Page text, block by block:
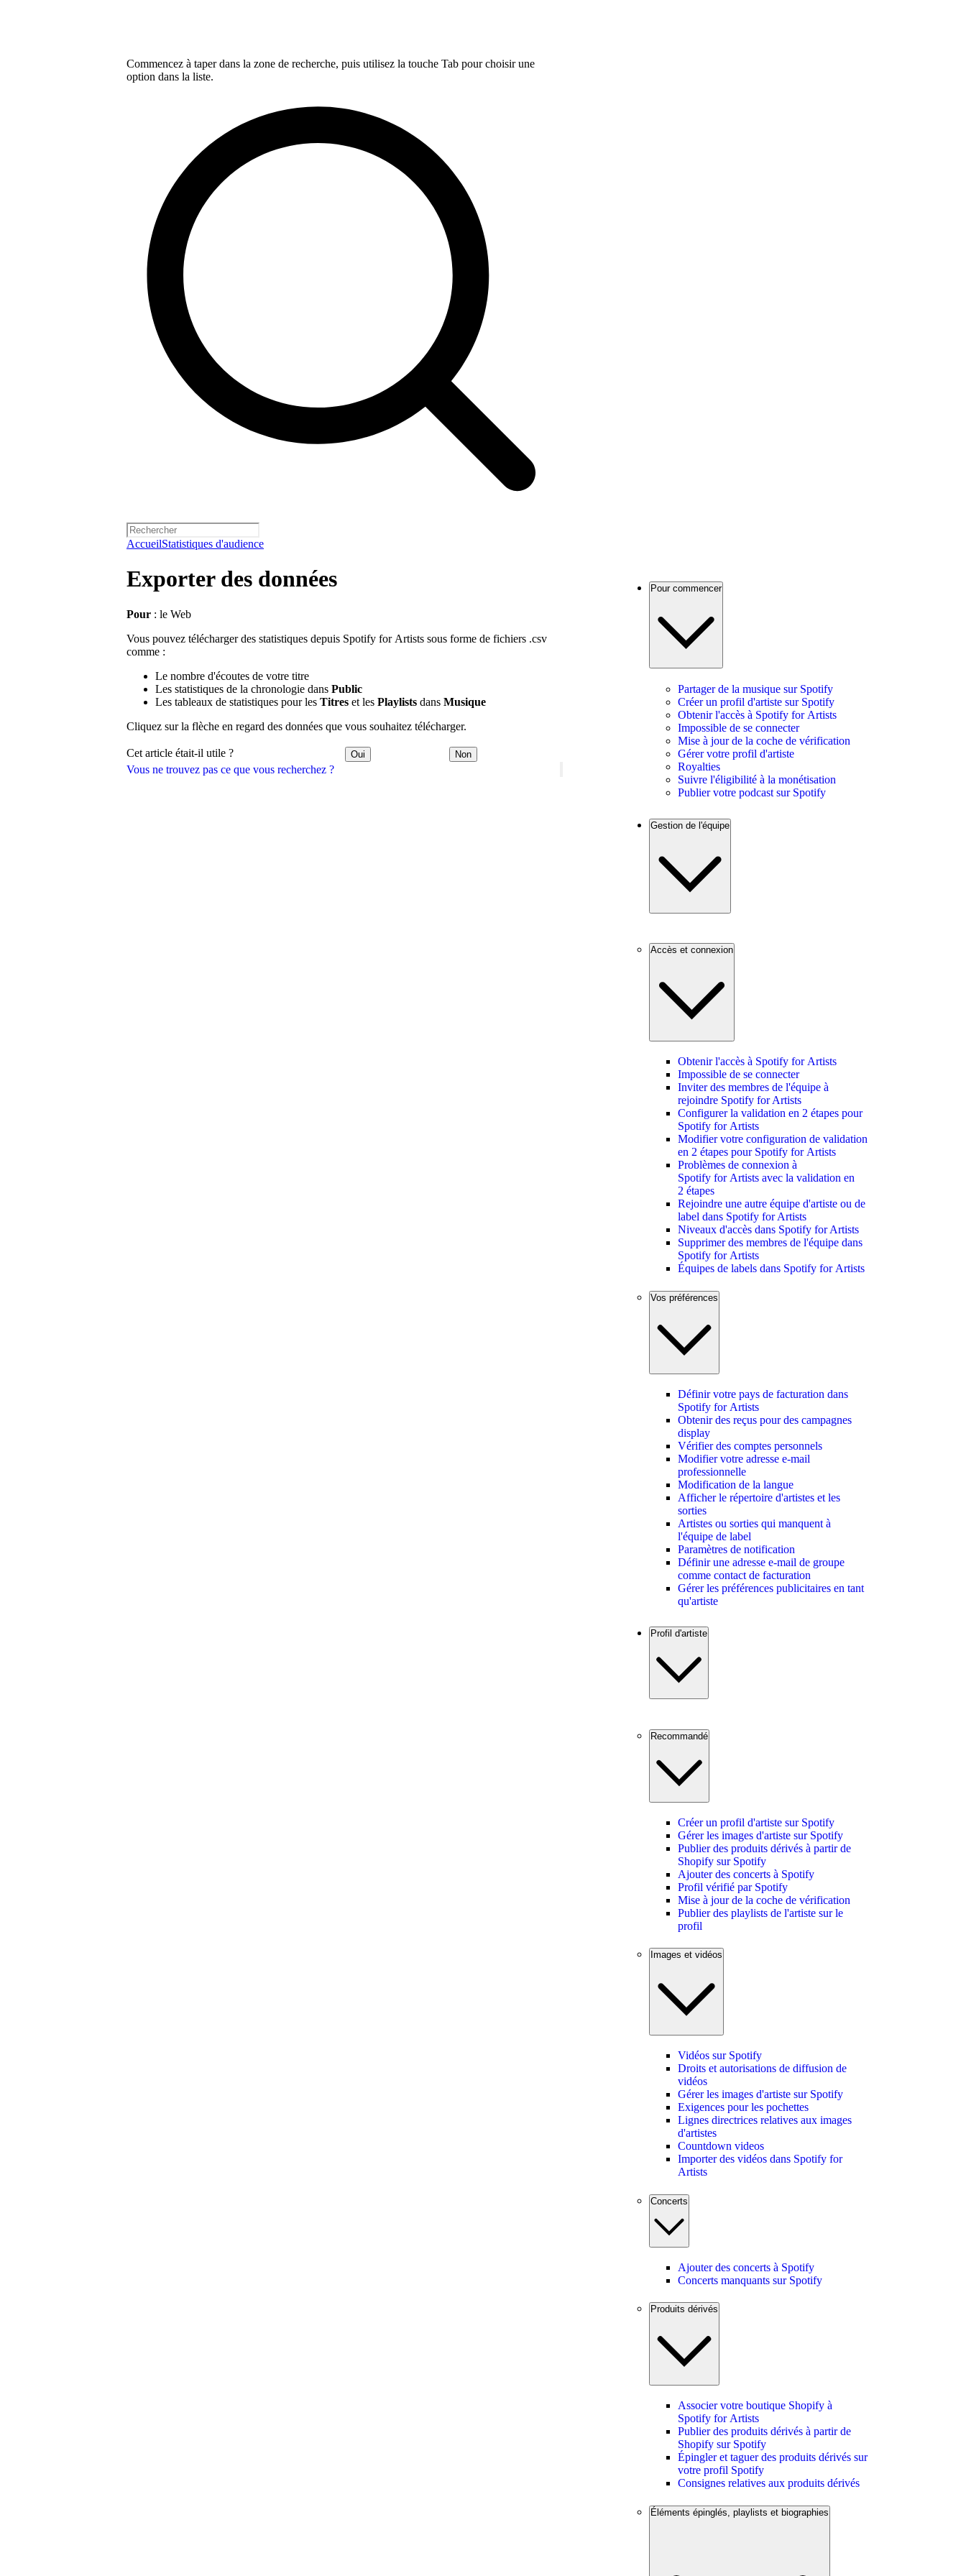
Commencez à taper dans la zone de recherche, puis utilisez la touche Tab pour choisir une
option dans la liste.
AccueilStatistiques d'audience
Vous ne trouvez pas ce que vous recherchez ?
Exporter des données
Pour : le Web
Vous pouvez télécharger des statistiques depuis Spotify for Artists sous forme de fichiers .csv
comme :
Le nombre d'écoutes de votre titre
Les statistiques de la chronologie dans Public
Les tableaux de statistiques pour les Titres et les Playlists dans Musique
Cliquez sur la flèche en regard des données que vous souhaitez télécharger.
Cet article était-il utile ? Oui Non
Pour commencer
Partager de la musique sur Spotify
Créer un profil d'artiste sur Spotify
Obtenir l'accès à Spotify for Artists
Impossible de se connecter
Mise à jour de la coche de vérification
Gérer votre profil d'artiste
Royalties
Suivre l'éligibilité à la monétisation
Publier votre podcast sur Spotify
Gestion de l'équipe
Accès et connexion
Obtenir l'accès à Spotify for Artists
Impossible de se connecter
Inviter des membres de l'équipe à
rejoindre Spotify for Artists
Configurer la validation en 2 étapes pour
Spotify for Artists
Modifier votre configuration de validation
en 2 étapes pour Spotify for Artists
Problèmes de connexion à
Spotify for Artists avec la validation en
2 étapes
Rejoindre une autre équipe d'artiste ou de
label dans Spotify for Artists
Niveaux d'accès dans Spotify for Artists
Supprimer des membres de l'équipe dans
Spotify for Artists
Équipes de labels dans Spotify for Artists
Vos préférences
Définir votre pays de facturation dans
Spotify for Artists
Obtenir des reçus pour des campagnes
display
Vérifier des comptes personnels
Modifier votre adresse e-mail
professionnelle
Modification de la langue
Afficher le répertoire d'artistes et les
sorties
Artistes ou sorties qui manquent à
l'équipe de label
Paramètres de notification
Définir une adresse e-mail de groupe
comme contact de facturation
Gérer les préférences publicitaires en tant
qu'artiste
Profil d'artiste
Recommandé
Créer un profil d'artiste sur Spotify
Gérer les images d'artiste sur Spotify
Publier des produits dérivés à partir de
Shopify sur Spotify
Ajouter des concerts à Spotify
Profil vérifié par Spotify
Mise à jour de la coche de vérification
Publier des playlists de l'artiste sur le
profil
Images et vidéos
Vidéos sur Spotify
Droits et autorisations de diffusion de
vidéos
Gérer les images d'artiste sur Spotify
Exigences pour les pochettes
Lignes directrices relatives aux images
d'artistes
Countdown videos
Importer des vidéos dans Spotify for
Artists
Concerts
Ajouter des concerts à Spotify
Concerts manquants sur Spotify
Produits dérivés
Associer votre boutique Shopify à
Spotify for Artists
Publier des produits dérivés à partir de
Shopify sur Spotify
Épingler et taguer des produits dérivés sur
votre profil Spotify
Consignes relatives aux produits dérivés
Éléments épinglés, playlists et biographies